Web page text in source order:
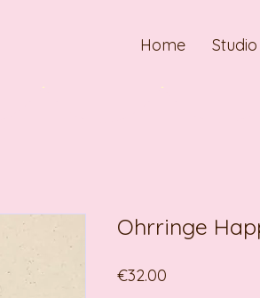
Home Studio
Ohrringe
€32.00